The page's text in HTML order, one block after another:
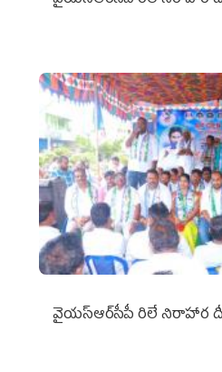
వైయ‌స్ఆర్‌సీపీ రిలే నిరాహార